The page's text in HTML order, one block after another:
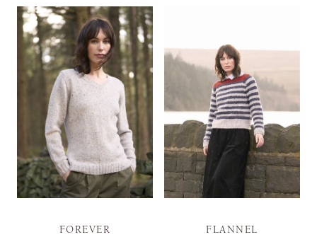
FOREVER
FLANNEL